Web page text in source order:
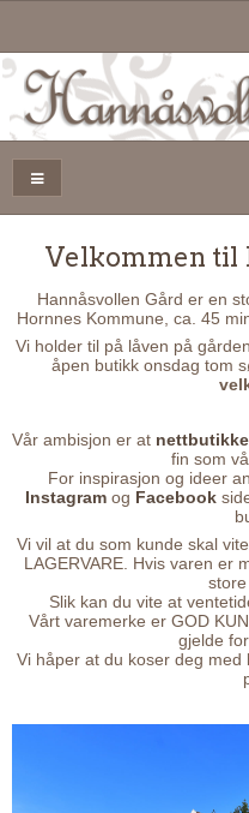
Velkommen til
Hannåsvollen Gård er en
Hornnes Kommune, ca. 45
Vi holder til på låven på
åpen butikk onsdag tom
Vår ambisjon er at
fin som
For inspirasjon og ideer
Instagramog Facebook
Vi vil at du som kunde skal
LAGERVARE. Hvis varen er
store
Slik kan du vite at
Vårt varemerke er GOD
gjelde
Vi håper at du koser deg